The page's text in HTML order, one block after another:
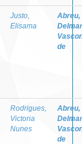
Justo,
Elisama
Abreu,
de
Rodrigues,
Victoria
Nunes
Abreu,
de